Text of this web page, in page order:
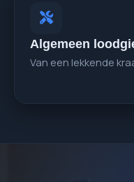
Algemeen
Van een lekkende